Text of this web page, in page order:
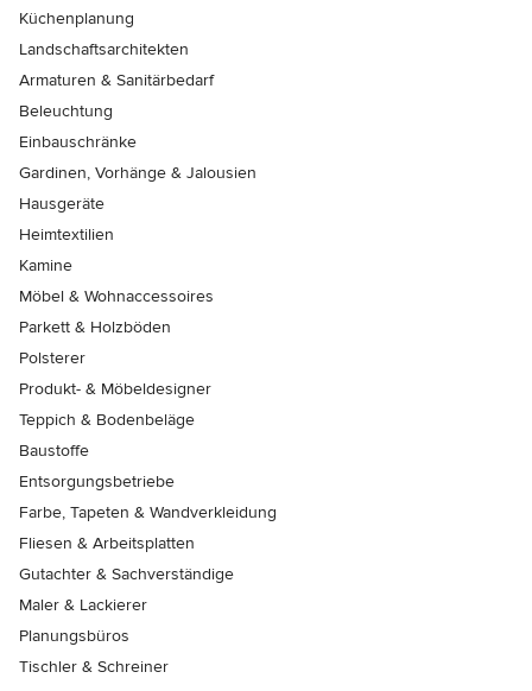
Küchenplanung
Landschaftsarchitekten
Armaturen & Sanitärbedarf
Beleuchtung
Einbauschränke
Gardinen, Vorhänge & Jalousien
Hausgeräte
Heimtextilien
Kamine
Möbel & Wohnaccessoires
Parkett & Holzböden
Polsterer
Produkt- & Möbeldesigner
Teppich & Bodenbeläge
Baustoffe
Entsorgungsbetriebe
Farbe, Tapeten & Wandverkleidung
Fliesen & Arbeitsplatten
Gutachter & Sachverständige
Maler & Lackierer
Planungsbüros
Tischler & Schreiner